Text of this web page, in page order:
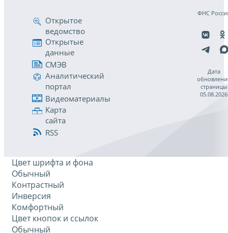
Открытое
ведомство
Открытые
данные
СМЭВ
Аналитический
портал
Видеоматериалы
Карта
сайта
RSS
ФНС
Дата
страницы
05.08.2026
Цвет шрифта и фона
Обычный
Контрастный
Инверсия
Комфортный
Цвет кнопок и ссылок
Обычный